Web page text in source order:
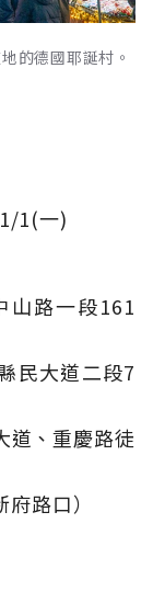
的德國耶誕村。
1/1(一)
山路一段161
民大道二段7
道、重慶路徒
路口）